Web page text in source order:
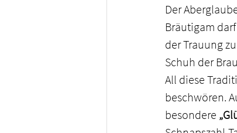
Der
Bräutigam
der Trauung
Schuh der
All diese
beschwören.
besondere